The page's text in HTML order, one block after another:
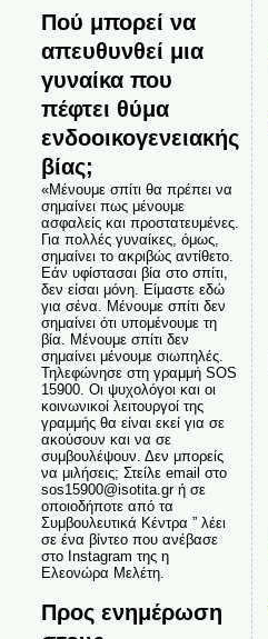
Πού μπορεί να
απευθυνθεί μια
γυναίκα που
πέφτει θύμα
ενδοοικογενειακής
βίας;
«Μένουμε σπίτι θα πρέπει να
σημαίνει πως μένουμε
ασφαλείς και προστατευμένες.
Για πολλές γυναίκες, όμως,
σημαίνει το ακριβώς αντίθετο.
Εάν υφίστασαι βία στο σπίτι,
δεν είσαι μόνη. Είμαστε εδώ
για σένα. Μένουμε σπίτι δεν
σημαίνει ότι υπομένουμε τη
βία. Μένουμε σπίτι δεν
σημαίνει μένουμε σιωπηλές.
Τηλεφώνησε στη γραμμή SOS
15900. Οι ψυχολόγοι και οι
κοινωνικοί λειτουργοί της
γραμμής θα είναι εκεί για σε
ακούσουν και να σε
συμβουλέψουν. Δεν μπορείς
να μιλήσεις; Στείλε email στο
sos15900@isotita.gr ή σε
οποιοδήποτε από τα
Συμβουλευτικά Κέντρα ” λέει
σε ένα βίντεο που ανέβασε
στο Instagram της η
Ελεονώρα Μελέτη.
Προς ενημέρωση